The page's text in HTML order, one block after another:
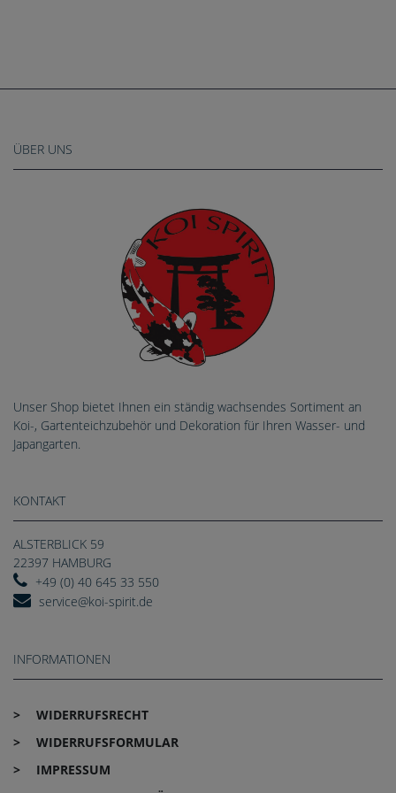
ÜBER UNS
Unser Shop bietet Ihnen ein ständig wachsendes Sortiment an
Koi-, Gartenteichzubehör und Dekoration für Ihren Wasser- und
Japangarten.
KONTAKT
ALSTERBLICK 59
22397 HAMBURG
+49 (0) 40 645 33 550
service@koi-spirit.de
INFORMATIONEN
WIDERRUFS­RECHT
WIDERRUFS­FORMULAR
IMPRESSUM